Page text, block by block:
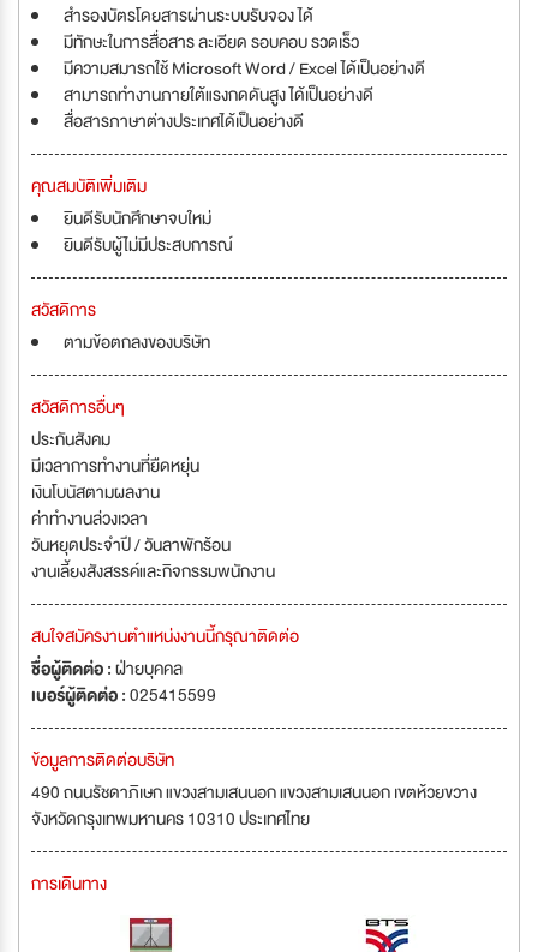
สำรองบัตรโดยสารผ่านระบบรับจอง ได้
มีทักษะในการสื่อสาร ละเอียด รอบคอบ รวดเร็ว
มีความสมารถใช้ Microsoft Word / Excel ได้เป็นอย่างดี
สามารถทำงานภายใต้แรงกดดันสูง ได้เป็นอย่างดี
สื่อสารภาษาต่างประเทศได้เป็นอย่างดี
คุณสมบัติเพิ่มเติม
ยินดีรับนักศึกษาจบใหม่
ยินดีรับผู้ไม่มีประสบการณ์
สวัสดิการ
ตามข้อตกลงของบริษัท
สวัสดิการอื่นๆ
ประกันสังคม
มีเวลาการทำงานที่ยืดหยุ่น
เงินโบนัสตามผลงาน
ค่าทำงานล่วงเวลา
วันหยุดประจำปี / วันลาพักร้อน
งานเลี้ยงสังสรรค์และกิจกรรมพนักงาน
สนใจสมัครงานตำแหน่งงานนี้กรุณาติดต่อ
ชื่อผู้ติดต่อ :ฝ่ายบุคคล
เบอร์ผู้ติดต่อ :025415599
ข้อมูลการติดต่อบริษัท
490 ถนนรัชดาภิเษก แขวงสามเสนนอก แขวงสามเสนนอก เขตห้วยขวาง
จังหวัดกรุงเทพมหานคร 10310 ประเทศไทย
การเดินทาง